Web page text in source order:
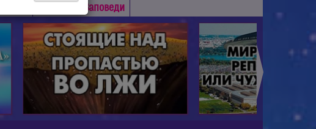
Заповеди ►